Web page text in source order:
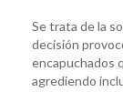
Se trata de la
decisión
encapuchados
agrediendo